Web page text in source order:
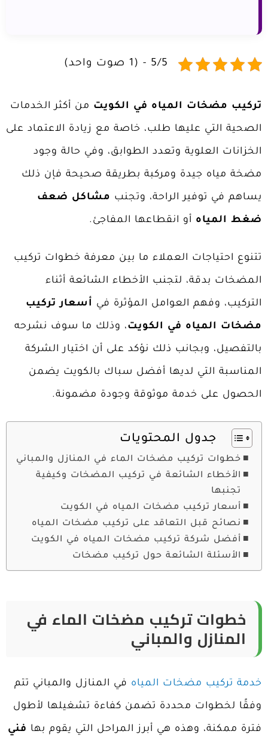
5/5 - (1 صوت واحد)
تركيب مضخات المياه في الكويت من أكثر الخدمات
الصحية التي عليها طلب، خاصة مع زيادة الاعتماد على
الخزانات العلوية وتعدد الطوابق، وفي حالة وجود
مضخة مياه جيدة ومركبة بطريقة صحيحة فإن ذلك
يساهم في توفير الراحة، وتجنب مشاكل ضعف
ضغط المياه أو انقطاعها المفاجئ.
تتنوع احتياجات العملاء ما بين معرفة خطوات تركيب
المضخات بدقة، لتجنب الأخطاء الشائعة أثناء
التركيب، وفهم العوامل المؤثرة في أسعار تركيب
مضخات المياه في الكويت، وذلك ما سوف نشرحه
بالتفصيل، وبجانب ذلك نؤكد على أن اختيار الشركة
المناسبة التي لديها أفضل سباك بالكويت يضمن
الحصول على خدمة موثوقة وجودة مضمونة.
جدول المحتويات
خطوات تركيب مضخات الماء في المنازل والمباني
الأخطاء الشائعة في تركيب المضخات وكيفية
تجنبها
أسعار تركيب مضخات المياه في الكويت
نصائح قبل التعاقد على تركيب مضخات المياه
أفضل شركة تركيب مضخات المياه في الكويت
الأسئلة الشائعة حول تركيب مضخات
خطوات تركيب مضخات الماء في
المنازل والمباني
خدمة تركيب مضخات المياه في المنازل والمباني تتم
وفقًا لخطوات محددة تضمن كفاءة تشغيلها لأطول
فترة ممكنة، وهذه هي أبرز المراحل التي يقوم بها فني